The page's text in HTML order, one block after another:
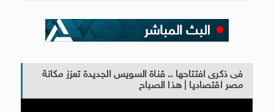
فى ذكرى افتتاحها .. قناة السويس الجديدة تعزز مكانة
مصر اقتصاديا | هذا الصباح